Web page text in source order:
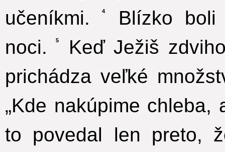
učeníkmi.
4
Blízko boli
noci.
5
Keď Ježiš
prichádza veľké
„Kde nakúpime chleba,
to povedal len preto,